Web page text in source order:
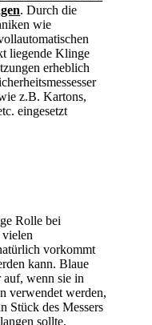
. Durch die
wie
liegende Klinge
erheblich
z.B. Kartons,
eingesetzt
Rolle bei
vielen
vorkommt
kann. Blaue
auf, wenn sie in
verwendet werden,
Stück des Messers
sollte.